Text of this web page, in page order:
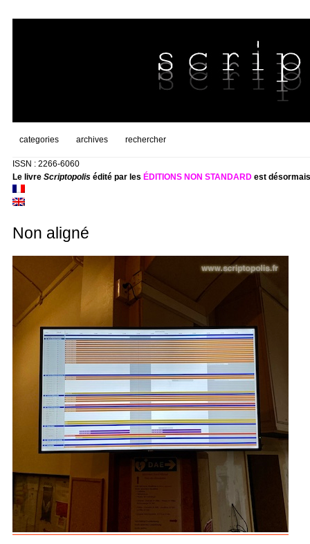
categories archives rechercher
ISSN : 2266-6060
Le livre Scriptopolisédité par les ÉDITIONS NON STANDARDest
Non aligné